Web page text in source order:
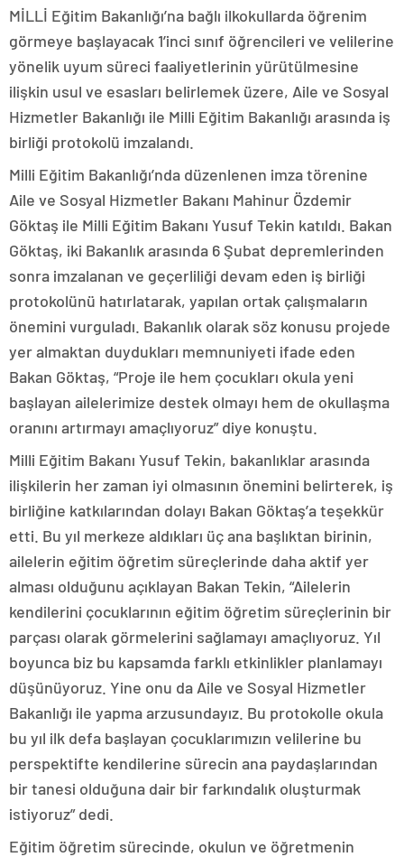
MİLLİ Eğitim Bakanlığı’na bağlı ilkokullarda öğrenim
görmeye başlayacak 1’inci sınıf öğrencileri ve velilerine
yönelik uyum süreci faaliyetlerinin yürütülmesine
ilişkin usul ve esasları belirlemek üzere, Aile ve Sosyal
Hizmetler Bakanlığı ile Milli Eğitim Bakanlığı arasında iş
birliği protokolü imzalandı.
Milli Eğitim Bakanlığı’nda düzenlenen imza törenine
Aile ve Sosyal Hizmetler Bakanı Mahinur Özdemir
Göktaş ile Milli Eğitim Bakanı Yusuf Tekin katıldı. Bakan
Göktaş, iki Bakanlık arasında 6 Şubat depremlerinden
sonra imzalanan ve geçerliliği devam eden iş birliği
protokolünü hatırlatarak, yapılan ortak çalışmaların
önemini vurguladı. Bakanlık olarak söz konusu projede
yer almaktan duydukları memnuniyeti ifade eden
Bakan Göktaş, “Proje ile hem çocukları okula yeni
başlayan ailelerimize destek olmayı hem de okullaşma
oranını artırmayı amaçlıyoruz” diye konuştu.
Milli Eğitim Bakanı Yusuf Tekin, bakanlıklar arasında
ilişkilerin her zaman iyi olmasının önemini belirterek, iş
birliğine katkılarından dolayı Bakan Göktaş’a teşekkür
etti. Bu yıl merkeze aldıkları üç ana başlıktan birinin,
ailelerin eğitim öğretim süreçlerinde daha aktif yer
alması olduğunu açıklayan Bakan Tekin, “Ailelerin
kendilerini çocuklarının eğitim öğretim süreçlerinin bir
parçası olarak görmelerini sağlamayı amaçlıyoruz. Yıl
boyunca biz bu kapsamda farklı etkinlikler planlamayı
düşünüyoruz. Yine onu da Aile ve Sosyal Hizmetler
Bakanlığı ile yapma arzusundayız. Bu protokolle okula
bu yıl ilk defa başlayan çocuklarımızın velilerine bu
perspektifte kendilerine sürecin ana paydaşlarından
bir tanesi olduğuna dair bir farkındalık oluşturmak
istiyoruz” dedi.
Eğitim öğretim sürecinde, okulun ve öğretmenin